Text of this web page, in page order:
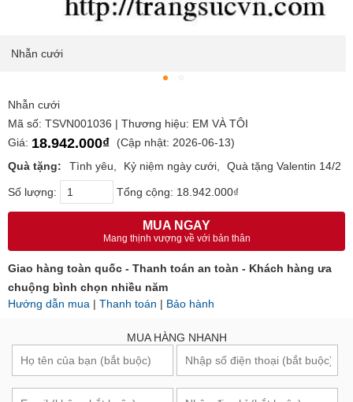
Nhẫn cưới
Nhẫn cưới
Mã số: TSVN001036 | Thương hiệu: EM VÀ TÔI
Giá: 18.942.000₫
(Cập nhật: 2026-06-13)
Quà tặng:
Tình yêu Kỷ niệm ngày cưới Quà tặng Valentin 14/2
Số lượng: Tổng cộng: 18.942.000₫
MUA NGAY
Mang thịnh vượng về với bản thân
Giao hàng toàn quốc - Thanh toán an toàn - Khách hàng ưa
chuộng bình chọn nhiều năm
Hướng dẫn mua | Thanh toán | Bảo hành
MUA HÀNG NHANH